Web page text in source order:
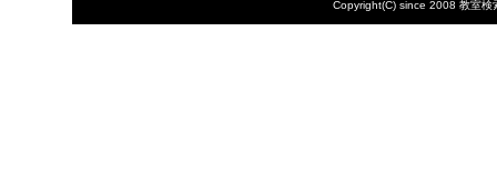
Copyright(C) since 2008 教室検